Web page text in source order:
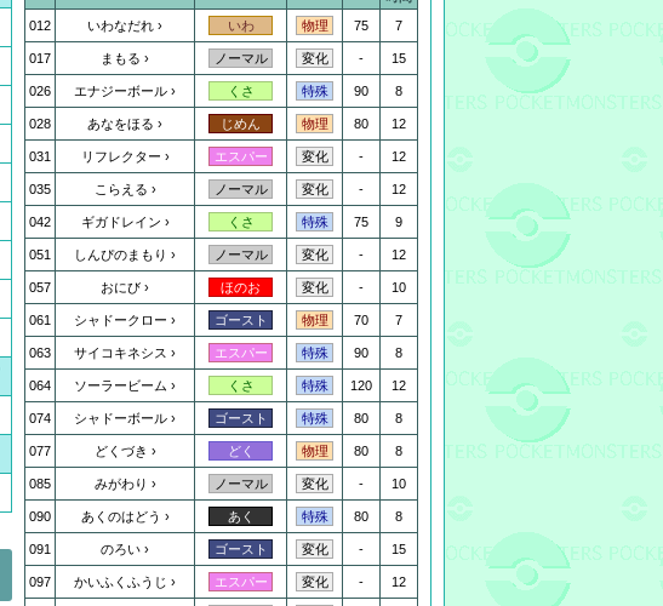
012
いわなだれ いわ 物理 75 7
017 まもる ノーマル 変化 - 15
026 エナジーボール くさ 特殊 90 8
028 あなをほる じめん 物理 80 12
031 リフレクター エスパー 変化 - 12
035 こらえる ノーマル 変化 - 12
042 ギガドレイン くさ 特殊 75 9
051 しんぴのまもり ノーマル 変化 - 12
057 おにび ほのお 変化 - 10
061 シャドークロー ゴースト 物理 70 7
063 サイコキネシス エスパー 特殊 90 8
064 ソーラービーム くさ 特殊 120 12
074 シャドーボール ゴースト 特殊 80 8
077 どくづき どく 物理 80 8
085 みがわり ノーマル 変化 - 10
090 あくのはどう あく 特殊 80 8
091 のろい ゴースト 変化 - 15
097 かいふくふうじ エスパー 変化 - 12